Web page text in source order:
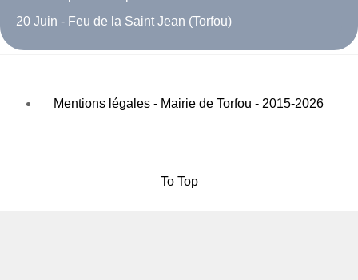
20 Juin - Feu de la Saint Jean (Torfou)
Mentions légales - Mairie de Torfou - 2015-2026
To Top